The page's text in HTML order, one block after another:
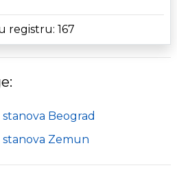
registru: 167
Beograd
Zemun